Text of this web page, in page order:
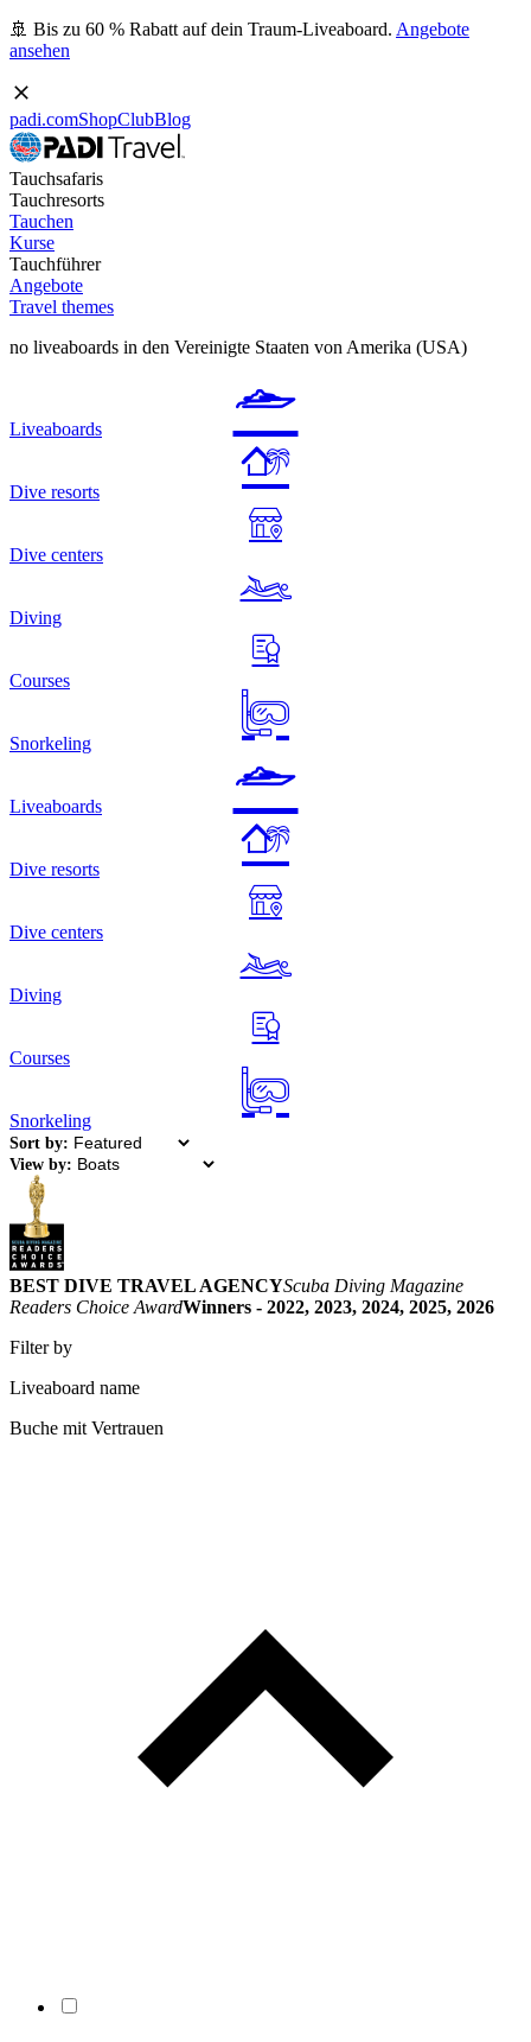
🚢 Bis zu 60 % Rabatt auf dein Traum-Liveaboard. Angebote
ansehen
padi.comShopClubBlog
Tauchsafaris
Tauchresorts
Tauchen
Kurse
Tauchführer
Angebote
Travel themes
no liveaboards in den Vereinigte Staaten von Amerika (USA)
Liveaboards
Dive resorts
Dive centers
Diving
Courses
Snorkeling
Liveaboards
Dive resorts
Dive centers
Diving
Courses
Snorkeling
Sort by:
View by:
BEST DIVE TRAVEL AGENCYScuba Diving Magazine
Readers Choice AwardWinners - 2022, 2023, 2024, 2025, 2026
Filter by
Liveaboard name
Buche mit Vertrauen